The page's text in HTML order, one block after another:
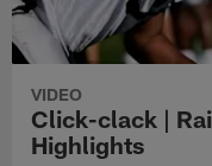
VIDEO
Click-clack |
Highlights